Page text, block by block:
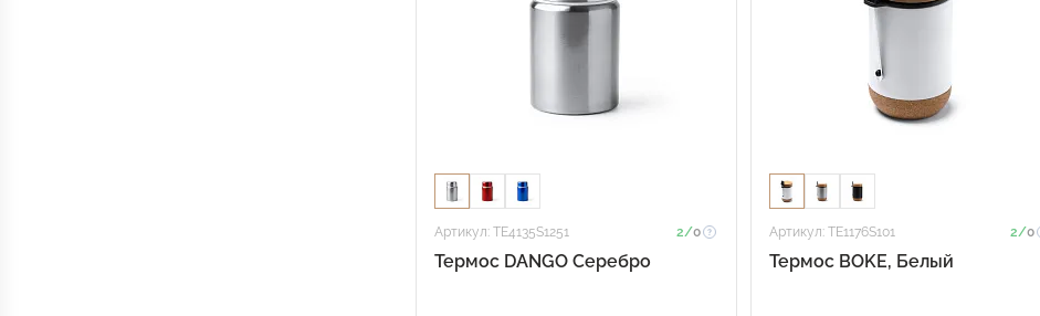
Артикул: TE4135S1251 2/0
Термос DANGO Серебро
Артикул: TE1176S101 2/0
Термос BOKE, Белый